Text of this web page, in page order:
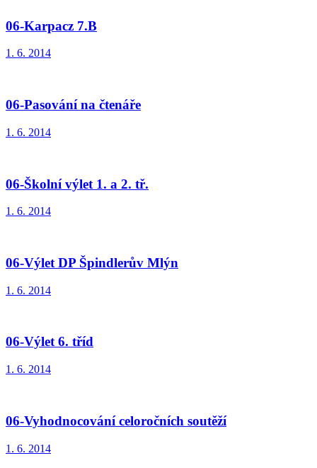
06-Karpacz 7.B
1. 6. 2014
06-Pasování na čtenáře
1. 6. 2014
06-Školní výlet 1. a 2. tř.
1. 6. 2014
06-Výlet DP Špindlerův Mlýn
1. 6. 2014
06-Výlet 6. tříd
1. 6. 2014
06-Vyhodnocování celoročních soutěží
1. 6. 2014